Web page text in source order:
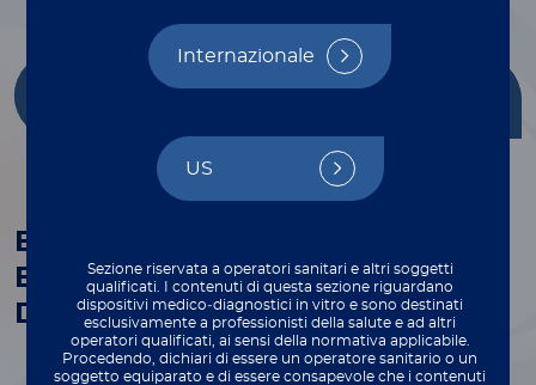
Internazionale
US
Sezione riservata a operatori sanitari e altri soggetti
qualificati. I contenuti di questa sezione riguardano
dispositivi medico‑diagnostici in vitro e sono destinati
esclusivamente a professionisti della salute e ad altri
operatori qualificati, ai sensi della normativa applicabile.
Procedendo, dichiari di essere un operatore sanitario o un
soggetto equiparato e di essere consapevole che i contenuti
Getting Started
Multiplex
Blood-Based Biomarkers to Aid
Early Detection of Alzheimer’s
Disease Pathology with Luminex